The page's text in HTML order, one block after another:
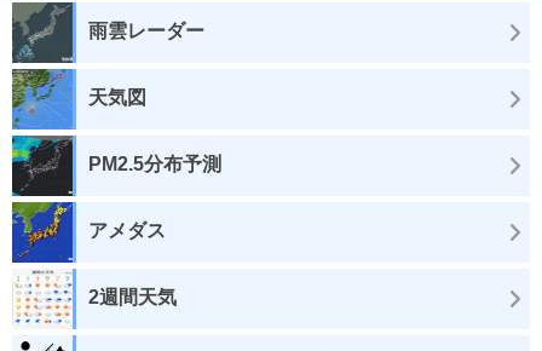
雨雲レーダー
天気図
PM2.5分布予測
アメダス
2週間天気